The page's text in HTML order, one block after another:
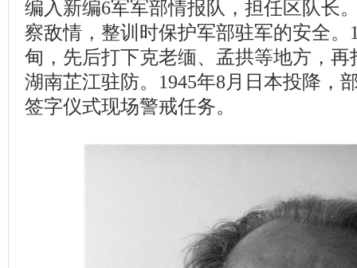
编入新编6军军部情报队，担任区队长
察敌情，整训时保护军部驻军的安全。
甸，先后打下克老缅、孟拱等地方，
湖南芷江驻防。1945年8月日本投降，
签字仪式现场警戒任务。